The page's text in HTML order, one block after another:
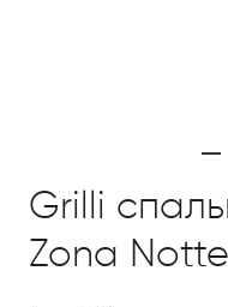
Grilli
Zona